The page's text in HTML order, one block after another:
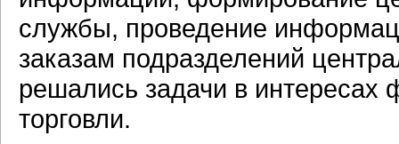
службы, проведение
заказам подразделений
решались задачи в интересах
торговли.